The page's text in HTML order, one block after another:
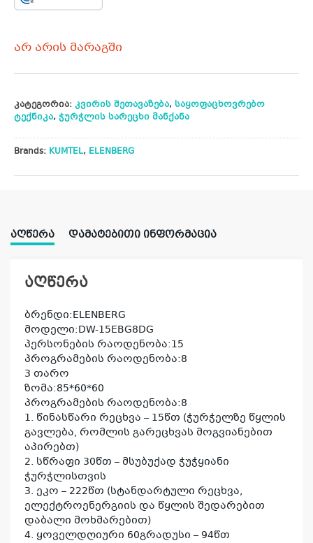
არ არის მარაგში
კატეგორია: კვირის შეთავაზება, საყოფაცხოვრებო
ტექნიკა, ჭურჭლის სარეცხი მანქანა
Brands: KUMTEL, ELENBERG
ᲐᲦᲬᲔᲠᲐ ᲓᲐᲛᲐᲢᲔᲑᲘᲗᲘ ᲘᲜᲤᲝᲠᲛᲐᲪᲘᲐ
აღწერა
ბრენდი:ELENBERG
მოდელი:DW-15EBG8DG
პერსონების რაოდენობა:15
პროგრამების რაოდენობა:8
3 თარო
ზომა:85*60*60
პროგრამების რაოდენობა:8
1. წინასწარი რეცხვა – 15წთ (ჭურჭელზე წყლის
გავლება, რომლის გარეცხვას მოგვიანებით
აპირებთ)
2. სწრაფი 30წთ – მსუბუქად ჭუჭყიანი
ჭურჭლისთვის
3. ეკო – 222წთ (სტანდარტული რეცხვა,
ელექტროენერგიის და წყლის შედარებით
დაბალი მოხმარებით)
4. ყოველდღიური 60გრადუსი – 94წთ